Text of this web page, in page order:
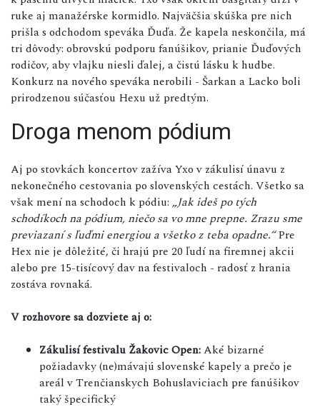
ruke aj manažérske kormidlo. Najväčšia skúška pre nich
prišla s odchodom speváka Ďuďa. Že kapela neskončila, má
tri dôvody: obrovskú podporu fanúšikov, prianie Ďuďových
rodičov, aby vlajku niesli ďalej, a čistú lásku k hudbe.
Konkurz na nového speváka nerobili - Šarkan a Lacko boli
prirodzenou súčasťou Hexu už predtým.
Droga menom pódium
Aj po stovkách koncertov zažíva Yxo v zákulisí únavu z
nekonečného cestovania po slovenských cestách. Všetko sa
však mení na schodoch k pódiu: „Jak ideš po tých
schodíkoch na pódium, niečo sa vo mne prepne. Zrazu sme
previazaní s ľuďmi energiou a všetko z teba opadne.“Pre
Hex nie je dôležité, či hrajú pre 20 ľudí na firemnej akcii
alebo pre 15-tisícový dav na festivaloch - radosť z hrania
zostáva rovnaká.
V rozhovore sa dozviete aj o:
Zákulisí festivalu Žakovic Open:Aké bizarné
požiadavky (ne)mávajú slovenské kapely a prečo je
areál v Trenčianskych Bohuslaviciach pre fanúšikov
taký špecifický